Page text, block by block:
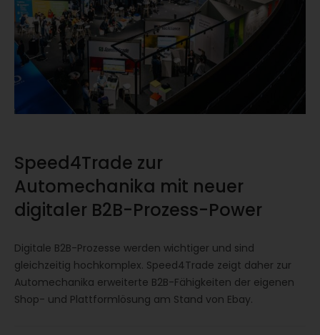
Speed4Trade zur
Automechanika mit neuer
digitaler B2B-Prozess-Power
Digitale B2B-Prozesse werden wichtiger und sind
gleichzeitig hochkomplex. Speed4Trade zeigt daher zur
Automechanika erweiterte B2B-Fähigkeiten der eigenen
Shop- und Plattformlösung am Stand von Ebay.